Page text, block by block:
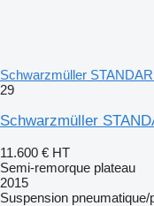
Schwarzmüller
29
Schwarzmüller
11.600 € HT
Semi-remorque plateau
2015
Suspension pneumatique/